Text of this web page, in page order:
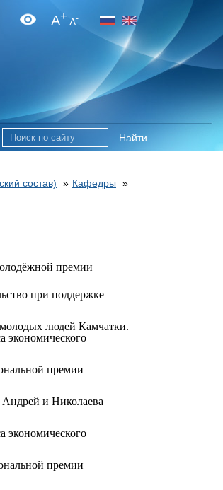
Найти
A+A-
состав) » Кафедры
»
премии
при поддержке
людей Камчатки.
экономического
премии
и Николаева
экономического
премии